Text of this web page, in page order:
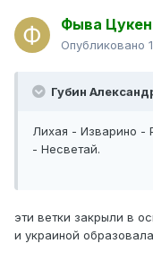
Фыва Цукен
Опубликовано
Губин
Лихая - Изварино -
- Несветай.
эти ветки закрыли в
и украиной